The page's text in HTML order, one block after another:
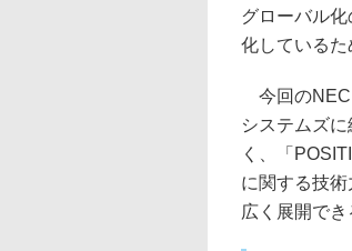
グローバル
化しているた
今回のNEC
システムズ
く、「
に関する技
広く展開でき